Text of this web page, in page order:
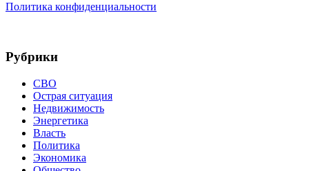
Политика конфиденциальности
Рубрики
СВО
Острая ситуация
Недвижимость
Энергетика
Власть
Политика
Экономика